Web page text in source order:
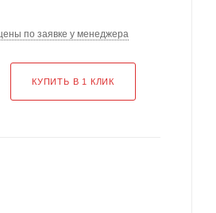
по заявке у менеджера
КУПИТЬ В 1 КЛИК